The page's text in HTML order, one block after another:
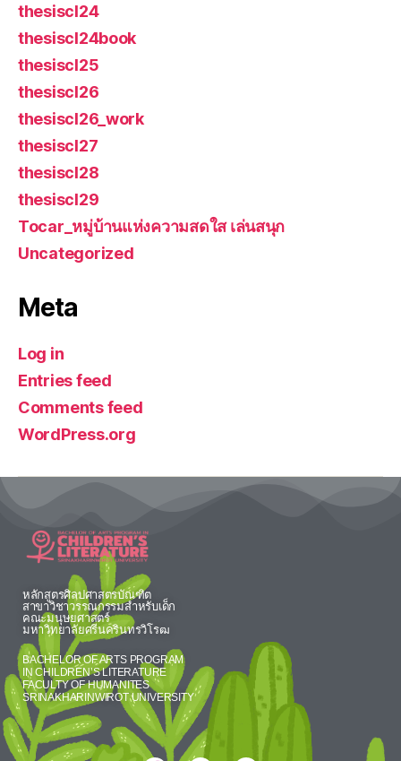
thesiscl24
thesiscl24book
thesiscl25
thesiscl26
thesiscl26_work
thesiscl27
thesiscl28
thesiscl29
Tocar_หมู่บ้านแห่งความสดใส เล่นสนุก
Uncategorized
Meta
Log in
Entries feed
Comments feed
WordPress.org
หลักสูตรศิลปศาสตรบัณฑิต
สาขาวิชาวรรณกรรมสำหรับเด็ก
คณะมนุษยศาสตร์
มหาวิทยาลัยศรีนครินทรวิโรฒ
BACHELOR OF ARTS PROGRAM
IN CHILDREN’S LITERATURE
FACULTY OF HUMANITES
SRINAKHARINWIROT UNIVERSITY